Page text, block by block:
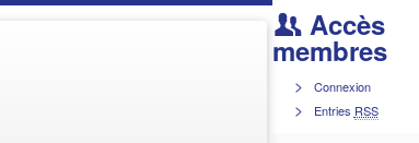
Accès
membres
Connexion
Entries RSS